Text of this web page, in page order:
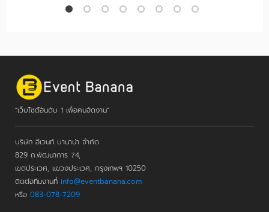
"เว็บไซต์อันดับ 1 เพื่อคนจัดงาน"
บริษัท อีเวนท์ บานาน่า จำกัด
829 ถ.พัฒนาการ 74,
เขตประเวศ, แขวงประเวศ, กรุงเทพฯ 10250
ติดต่อทีมงานที่ info@eventbanana.com
หรือ 083-078-7209